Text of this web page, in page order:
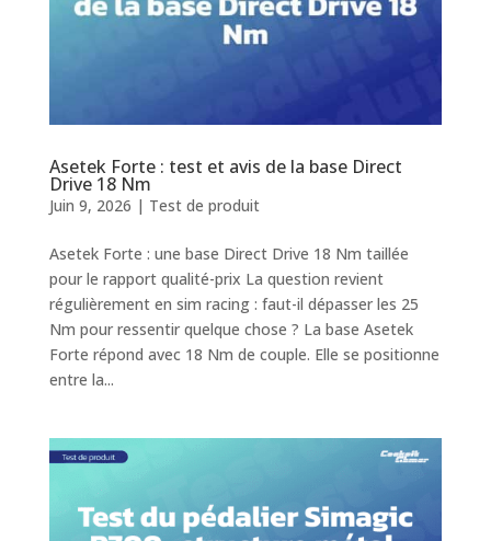
Asetek Forte : test et avis de la base Direct
Drive 18 Nm
Juin 9, 2026 | Test de produit
Asetek Forte : une base Direct Drive 18 Nm taillée
pour le rapport qualité-prix La question revient
régulièrement en sim racing : faut-il dépasser les 25
Nm pour ressentir quelque chose ? La base Asetek
Forte répond avec 18 Nm de couple. Elle se positionne
entre la...